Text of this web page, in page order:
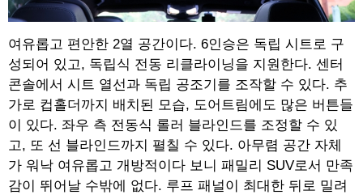
여유롭고 편안한 2열 공간이다. 6인승은 독립 시트로 구
성되어 있고, 독립식 전동 리클라이닝을 지원한다. 센터
콘솔에서 시트 열선과 독립 공조기를 조작할 수 있다. 추
가로 컵홀더까지 배치된 모습, 도어트림에도 많은 버튼들
이 있다. 좌우 측 전동식 롤러 블라인드를 조정할 수 있
고, 또 선 블라인드까지 펼칠 수 있다. 아무렴 공간 자체
가 워낙 여유롭고 개방적이다 보니 패밀리 SUV로서 만족
감이 뛰어날 수밖에 없다. 루프 패널이 최대한 뒤로 밀려